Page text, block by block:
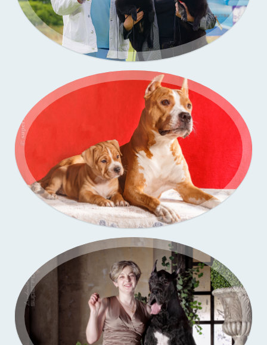
Портфолио — выставки собак
Портфолио